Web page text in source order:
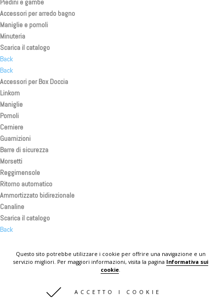
Questo sito potrebbe utilizzare i cookie per offrire una navigazione e un
servizio migliori. Per maggiori informazioni, visita la pagina Informativa sui
cookie.
ACCETTO I COOKIE
Piedini e gambe
Accessori per arredo bagno
Maniglie e pomoli
Minuteria
Scarica il catalogo
Back
Back
Accessori per Box Doccia
Linkom
Maniglie
Pomoli
Cerniere
Guarnizioni
Barre di sicurezza
Morsetti
Reggimensole
Ritorno automatico
Ammortizzato bidirezionale
Canaline
Scarica il catalogo
Back
KOMPLAST IN THE WORLD